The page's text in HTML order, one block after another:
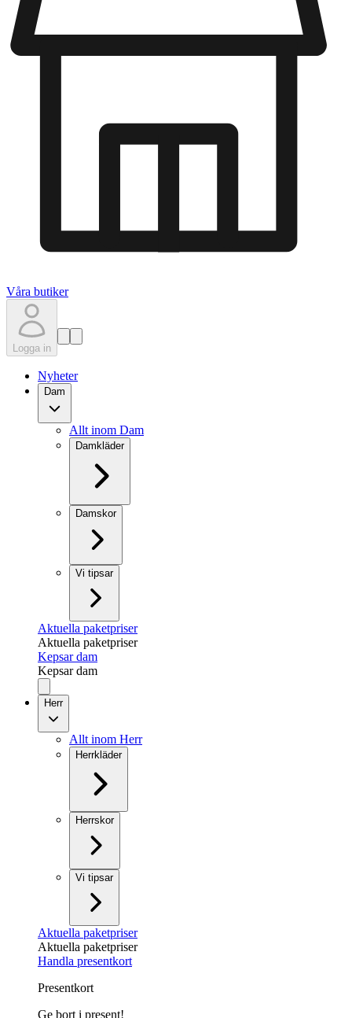
Våra butiker
Logga in
Nyheter
Dam
Allt inom Dam
Damkläder
Damskor
Vi tipsar
Aktuella paketpriser
Aktuella paketpriser
Kepsar dam
Kepsar dam
Herr
Allt inom Herr
Herrkläder
Herrskor
Vi tipsar
Aktuella paketpriser
Aktuella paketpriser
Handla presentkort
Presentkort
Ge bort i present!